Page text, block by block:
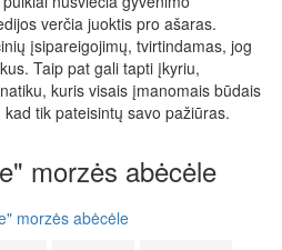
verčia juoktis pro ašaras.
įsipareigojimų, tvirtindamas, jog
Taip pat gali tapti įkyriu,
kuris visais įmanomais būdais
tik pateisintų savo pažiūras.
morzės abėcėle
morzės abėcėle